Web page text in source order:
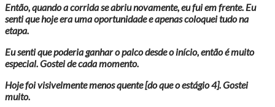
Então, quando a corrida se abriu novamente, eu fui em frente. Eu
senti que hoje era uma oportunidade e apenas coloquei tudo na
etapa.
Eu senti que poderia ganhar o palco desde o início, então é muito
especial. Gostei de cada momento.
Hoje foi visivelmente menos quente [do que o estágio 4]. Gostei
muito.